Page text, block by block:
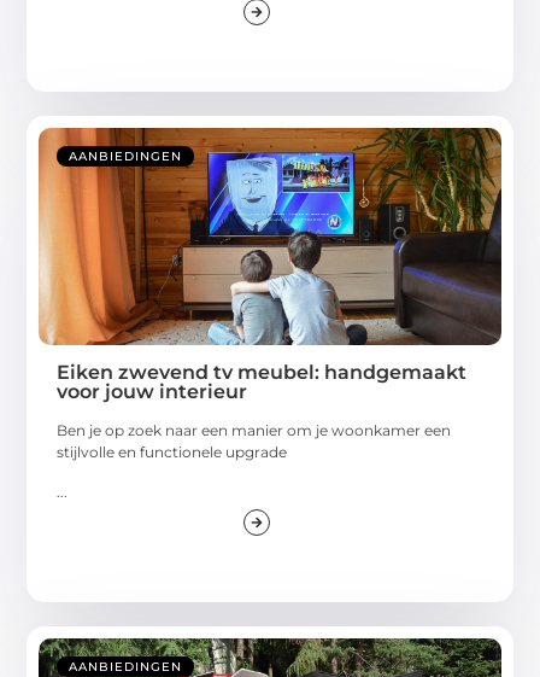
AANBIEDINGEN
Eiken zwevend tv meubel: handgemaakt
voor jouw interieur
Ben je op zoek naar een manier om je woonkamer een
stijlvolle en functionele upgrade
AANBIEDINGEN